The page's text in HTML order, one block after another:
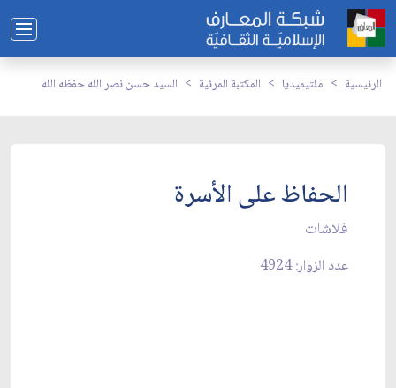
الرئيسية ملتيميديا المكتبة المرئية السيد حسن نصر الله حفظه الله
الحفاظ على الأسرة
فلاشات
عدد الزوار: 4924